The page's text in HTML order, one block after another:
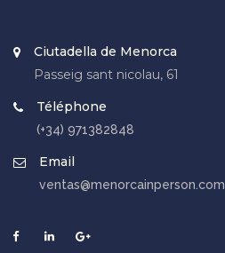
Ciutadella de Menorca
Passeig sant nicolau, 61
Téléphone
(+34) 971382848
Email
ventas@menorcainperson.com